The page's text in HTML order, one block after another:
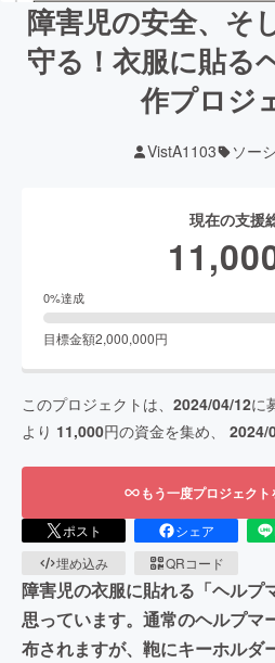
障害児の安全、そ
守る！衣服に貼る
作プロジ
VistA1103 ソー
現在の支援
0%達成
目標金額2,000,000円
このプロジェクトは、 2024/04/12に
より 11,000円の資金を集め、 2024/
もう一度プロジェク
ポスト シェア
埋め込み
QRコード
障害児の衣服に貼れる「ヘルプ
思っています。通常のヘルプマ
布されますが、鞄にキーホルダ